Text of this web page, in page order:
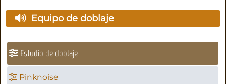
Equipo de doblaje
Estudio de doblaje
Pinknoise